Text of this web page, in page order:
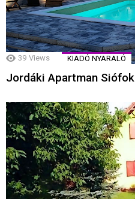
39 Views KIADÓ NYARALÓ
Jordáki Apartman Siófok